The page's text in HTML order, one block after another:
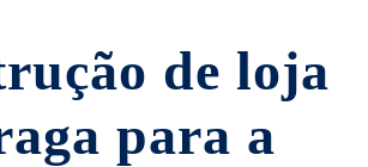
de loja
para a